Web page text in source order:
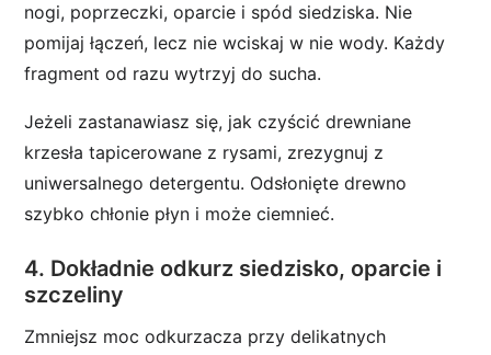
nogi, poprzeczki, oparcie i spód siedziska. Nie
pomijaj łączeń, lecz nie wciskaj w nie wody. Każdy
fragment od razu wytrzyj do sucha.
Jeżeli zastanawiasz się, jak czyścić drewniane
krzesła tapicerowane z rysami, zrezygnuj z
uniwersalnego detergentu. Odsłonięte drewno
szybko chłonie płyn i może ciemnieć.
4. Dokładnie odkurz siedzisko, oparcie i
szczeliny
Zmniejsz moc odkurzacza przy delikatnych